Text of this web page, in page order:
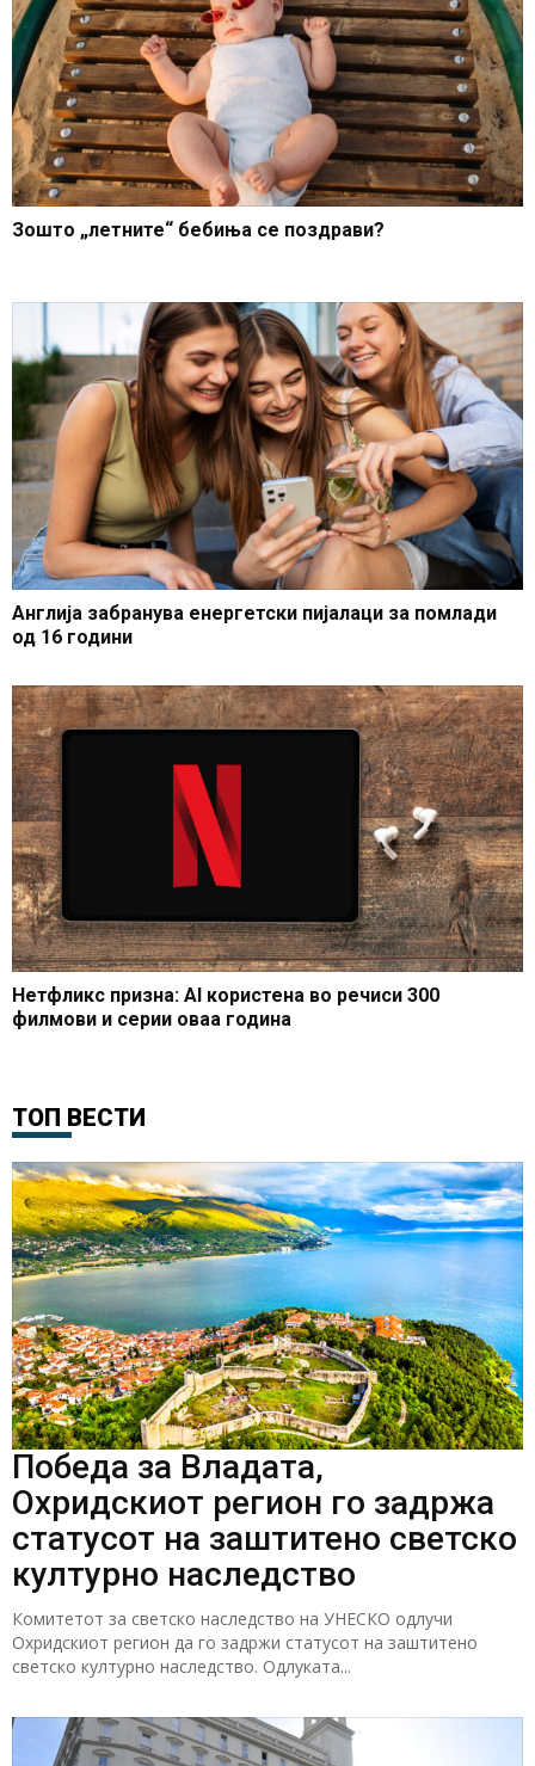
Зошто „летните“ бебиња се поздрави?
Англија забранува енергетски пијалаци за помлади
од 16 години
Нетфликс призна: AI користена во речиси 300
филмови и серии оваа година
ТОП ВЕСТИ
Победа за Владата,
Охридскиот регион го задржа
статусот на заштитено светско
културно наследство
Комитетот за светско наследство на УНЕСКО одлучи
Охридскиот регион да го задржи статусот на заштитено
светско културно наследство. Одлуката...